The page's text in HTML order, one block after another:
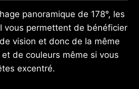
panoramique de 178°, les
vous permettent de bénéficier
vision et donc de la même
de couleurs même si vous
excentré.